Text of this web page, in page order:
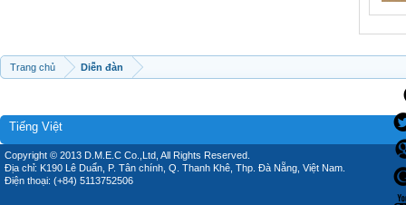
Trang chủ Diễn đàn
Tiếng Việt
Copyright © 2013 D.M.E.C Co.,Ltd, All Rights Reserved.
Địa chỉ: K190 Lê Duẩn, P. Tân chính, Q. Thanh Khê, Thp. Đà Nẵng, Việt Nam.
Điện thoại: (+84) 5113752506